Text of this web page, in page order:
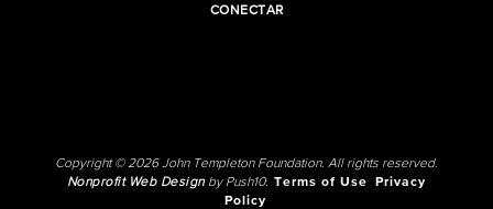
CONECTAR
Copyright © 2026 John Templeton Foundation. All rights reserved.
Nonprofit Web Designby Push10. Terms of Use
Privacy
Policy